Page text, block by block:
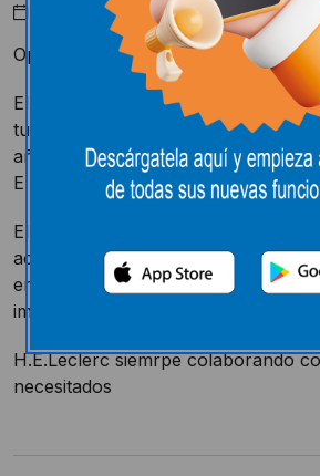
Mayo 10, 2016
Operación Bocata el día 13/04/13
El pasado dia 13 de abril, en la
tuvo lugar la tradicional Operacion
año organiza Manos Unidas y en la
E.Leclerc viene colaborando con
El dinero recaudado se destinara a
actuaciones de ambito local en
entre ellas un proyecto de dialogo
importe de 6000 euros
H.E.Leclerc siemrpe colaborando
necesitados